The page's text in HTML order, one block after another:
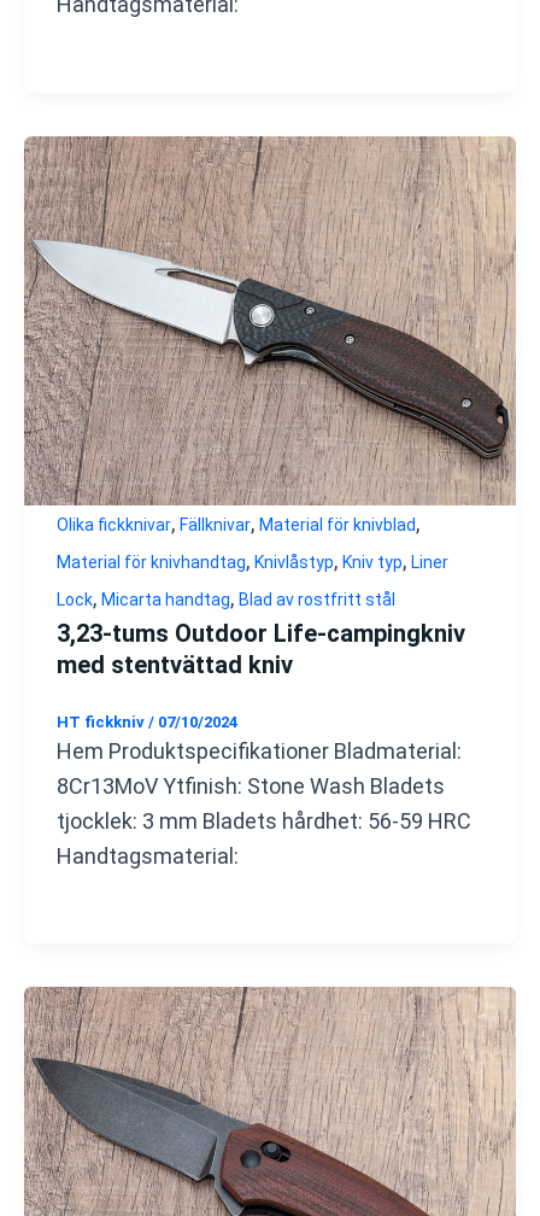
Olika fickknivar, Fällknivar, Material för knivblad,
Material för knivhandtag, Knivlåstyp, Kniv typ, Liner
Lock, Micarta handtag, Blad av rostfritt stål
3,23-tums Outdoor Life-campingkniv
med stentvättad kniv
HT fickkniv / 07/10/2024
Hem Produktspecifikationer Bladmaterial:
8Cr13MoV Ytfinish: Stone Wash Bladets
tjocklek: 3 mm Bladets hårdhet: 56-59 HRC
Handtagsmaterial: